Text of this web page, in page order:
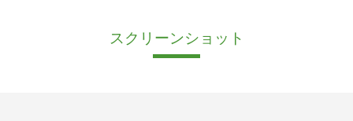
スクリーンショット